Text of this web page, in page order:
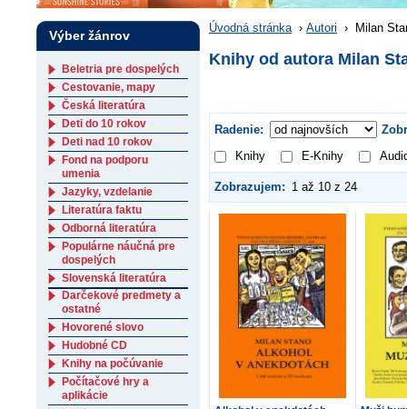
Úvodná stránka › Autori › Milan
Knihy od autora Milan
Radenie:
Knihy
E-Knihy
Zobrazujem: 1 až 10 z 24
Výber žánrov
Beletria pre dospelých
Cestovanie, mapy
Česká literatúra
Deti do 10 rokov
Deti nad 10 rokov
Fond na podporu
umenia
Jazyky, vzdelanie
Literatúra faktu
Odborná literatúra
Populárne náučná pre
dospelých
Slovenská literatúra
Darčekové predmety a
ostatné
Hovorené slovo
Hudobné CD
Knihy na počúvanie
Počítačové hry a
aplikácie